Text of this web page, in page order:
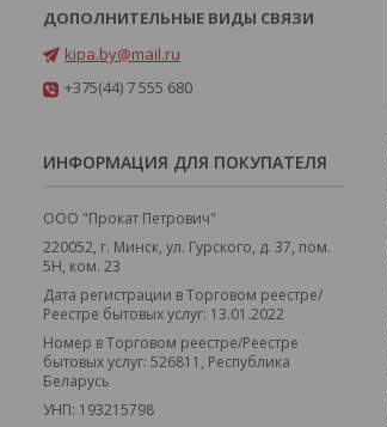
kipa.by@mail.ru
+375(44) 7 555 680
ИНФОРМАЦИЯ ДЛЯ ПОКУПАТЕЛЯ
ООО "Прокат Петрович"
220052, г. Минск, ул. Гурского, д. 37, пом.
5Н, ком. 23
Дата регистрации в Торговом реестре/
Реестре бытовых услуг: 13.01.2022
Номер в Торговом реестре/Реестре
бытовых услуг: 526811, Республика
Беларусь
УНП: 193215798